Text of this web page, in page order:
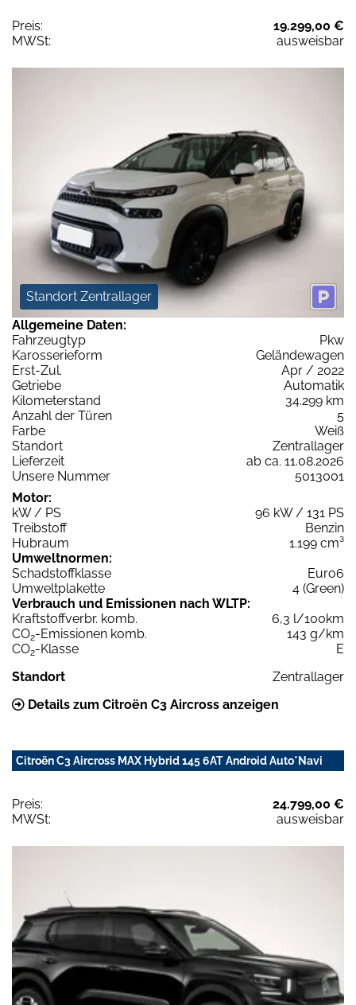
Preis:
19.299,00 €
MWSt:
ausweisbar
Standort Zentrallager
Allgemeine Daten:
Fahrzeugtyp
Pkw
Karosserieform
Geländewagen
Erst-Zul.
Apr / 2022
Getriebe
Automatik
Kilometerstand
34.299 km
Anzahl der Türen
5
Farbe
Weiß
Standort
Zentrallager
Lieferzeit
ab ca. 11.08.2026
Unsere Nummer
5013001
Motor:
kW / PS
96 kW / 131 PS
Treibstoff
Benzin
Hubraum
1.199 cm³
Umweltnormen:
Schadstoffklasse
Euro6
Umweltplakette
4 (Green)
Verbrauch und Emissionen nach WLTP:
Kraftstoffverbr. komb.
6,3 l/100km
CO2-Emissionen komb.
143 g/km
CO2-Klasse
E
Standort
Zentrallager
Details zum Citroën C3 Aircross anzeigen
Citroën C3 Aircross MAX Hybrid 145 6AT Android Auto*Navi
Preis:
24.799,00 €
MWSt:
ausweisbar